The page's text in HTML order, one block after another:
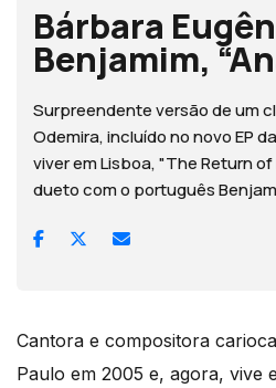
Bárbara
Benjamim,
Surpreendente versão de um
Odemira, incluído no novo EP
viver em Lisboa, "The Return of
dueto com o português
Cantora e compositora
Paulo em 2005 e, agora, vive